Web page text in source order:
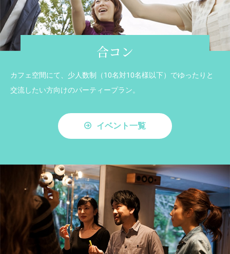
合コン
カフェ空間にて、少人数制（10名対10名様以下）でゆったりと
交流したい方向けのパーティープラン。
イベント一覧